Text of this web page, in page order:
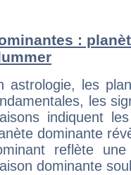
:
astrologie, les
les
indiquent
dominante
reflète
dominante